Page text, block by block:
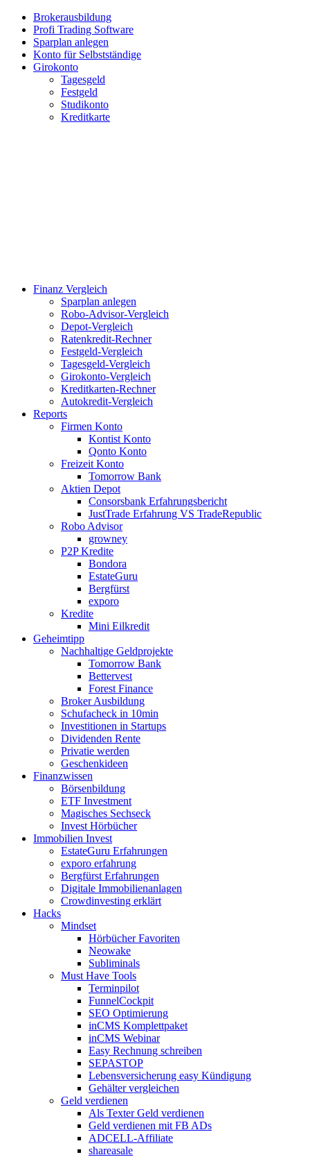
Brokerausbildung
Profi Trading Software
Sparplan anlegen
Konto für Selbstständige
Girokonto
Tagesgeld
Festgeld
Studikonto
Kreditkarte
Finanz Vergleich
Sparplan anlegen
Robo-Advisor-Vergleich
Depot-Vergleich
Ratenkredit-Rechner
Festgeld-Vergleich
Tagesgeld-Vergleich
Girokonto-Vergleich
Kreditkarten-Rechner
Autokredit-Vergleich
Reports
Firmen Konto
Kontist Konto
Qonto Konto
Freizeit Konto
Tomorrow Bank
Aktien Depot
Consorsbank Erfahrungsbericht
JustTrade Erfahrung VS TradeRepublic
Robo Advisor
growney
P2P Kredite
Bondora
EstateGuru
Bergfürst
exporo
Kredite
Mini Eilkredit
Geheimtipp
Nachhaltige Geldprojekte
Tomorrow Bank
Bettervest
Forest Finance
Broker Ausbildung
Schufacheck in 10min
Investitionen in Startups
Dividenden Rente
Privatie werden
Geschenkideen
Finanzwissen
Börsenbildung
ETF Investment
Magisches Sechseck
Invest Hörbücher
Immobilien Invest
EstateGuru Erfahrungen
exporo erfahrung
Bergfürst Erfahrungen
Digitale Immobilienanlagen
Crowdinvesting erklärt
Hacks
Mindset
Hörbücher Favoriten
Neowake
Subliminals
Must Have Tools
Terminpilot
FunnelCockpit
SEO Optimierung
inCMS Komplettpaket
inCMS Webinar
Easy Rechnung schreiben
SEPASTOP
Lebensversicherung easy Kündigung
Gehälter vergleichen
Geld verdienen
Als Texter Geld verdienen
Geld verdienen mit FB ADs
ADCELL-Affiliate
shareasale